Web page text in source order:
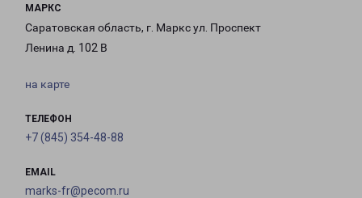
МАРКС
Саратовская область, г. Маркс ул. Проспект
Ленина д. 102 В
на карте
ТЕЛЕФОН
+7 (845) 354-48-88
EMAIL
marks-fr@pecom.ru